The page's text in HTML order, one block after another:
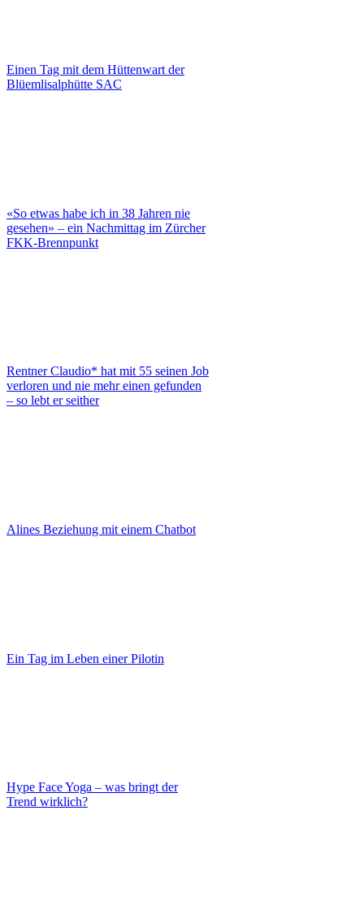
Einen Tag mit dem Hüttenwart der
Blüemlisalphütte SAC
«So etwas habe ich in 38 Jahren nie
gesehen» – ein Nachmittag im Zürcher
FKK-Brennpunkt
Rentner Claudio* hat mit 55 seinen Job
verloren und nie mehr einen gefunden
– so lebt er seither
Alines Beziehung mit einem Chatbot
Ein Tag im Leben einer Pilotin
Hype Face Yoga – was bringt der
Trend wirklich?